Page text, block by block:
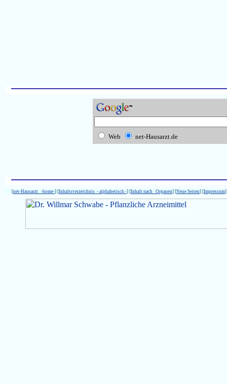
Web net-Hausarzt.de
[net-Hausarzt -home-] [Inhaltsverzeichnis - alphabetisch -] [Inhalt nach Organen] [Neue Seiten] [Impressum]